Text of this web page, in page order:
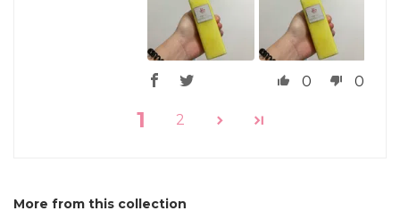
0 0
1 2
More from this collection